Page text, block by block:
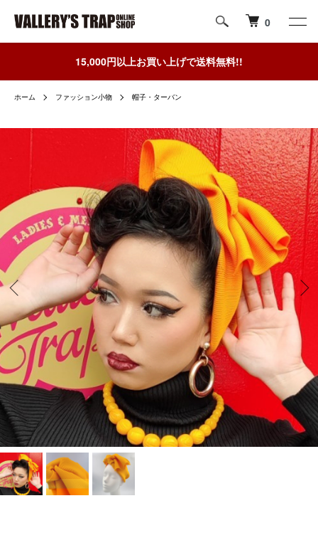
0
15,000円以上お買い上げで送料無料!!
ホーム ファッション小物 帽子・ターバン